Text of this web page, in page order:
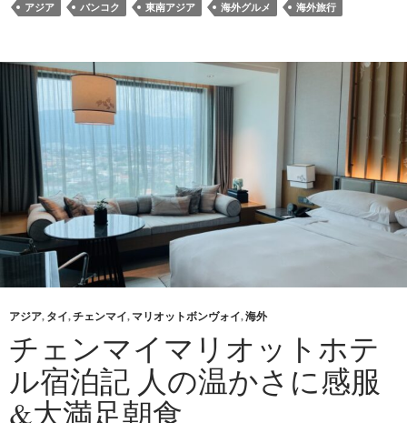
アジア バンコク 東南アジア 海外グルメ 海外旅行
アジア, タイ,チェンマイ, マリオットボンヴォイ,海外
チェンマイマリオットホテ
ル宿泊記 人の温かさに感服
&大満足朝食